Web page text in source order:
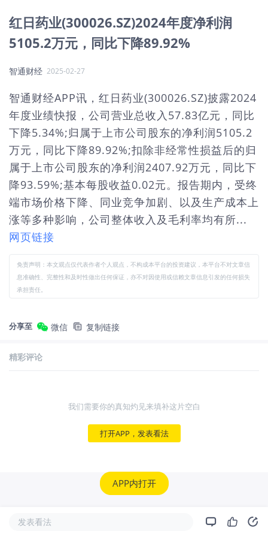
红日药业(300026.SZ)2024年度净利润
5105.2万元，同比下降89.92%
智通财经 2025-02-27
智通财经APP讯，红日药业(300026.SZ)披露2024
年度业绩快报，公司营业总收入57.83亿元，同比
下降5.34%;归属于上市公司股东的净利润5105.2
万元，同比下降89.92%;扣除非经常性损益后的归
属于上市公司股东的净利润2407.92万元，同比下
降93.59%;基本每股收益0.02元。报告期内，受终
端市场价格下降、同业竞争加剧、以及生产成本上
涨等多种影响，公司整体收入及毛利率均有所...
网页链接
免责声明：本文观点仅代表作者个人观点，不构成本平台的投资建议，本平台不对文章信
息准确性、完整性和及时性做出任何保证，亦不对因使用或信赖文章信息引发的任何损失
承担责任。
分享至 微信 复制链接
精彩评论
我们需要你的真知灼见来填补这片空白
打开APP，发表看法
APP内打开
发表看法